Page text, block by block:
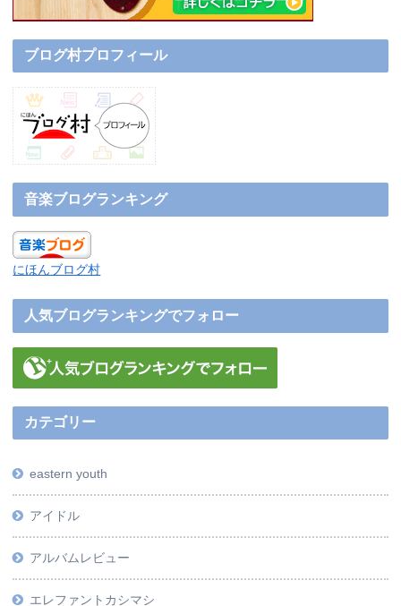
ブログ村プロフィール
音楽ブログランキング
にほんブログ村
人気ブログランキングでフォロー
カテゴリー
eastern youth
アイドル
アルバムレビュー
エレファントカシマシ